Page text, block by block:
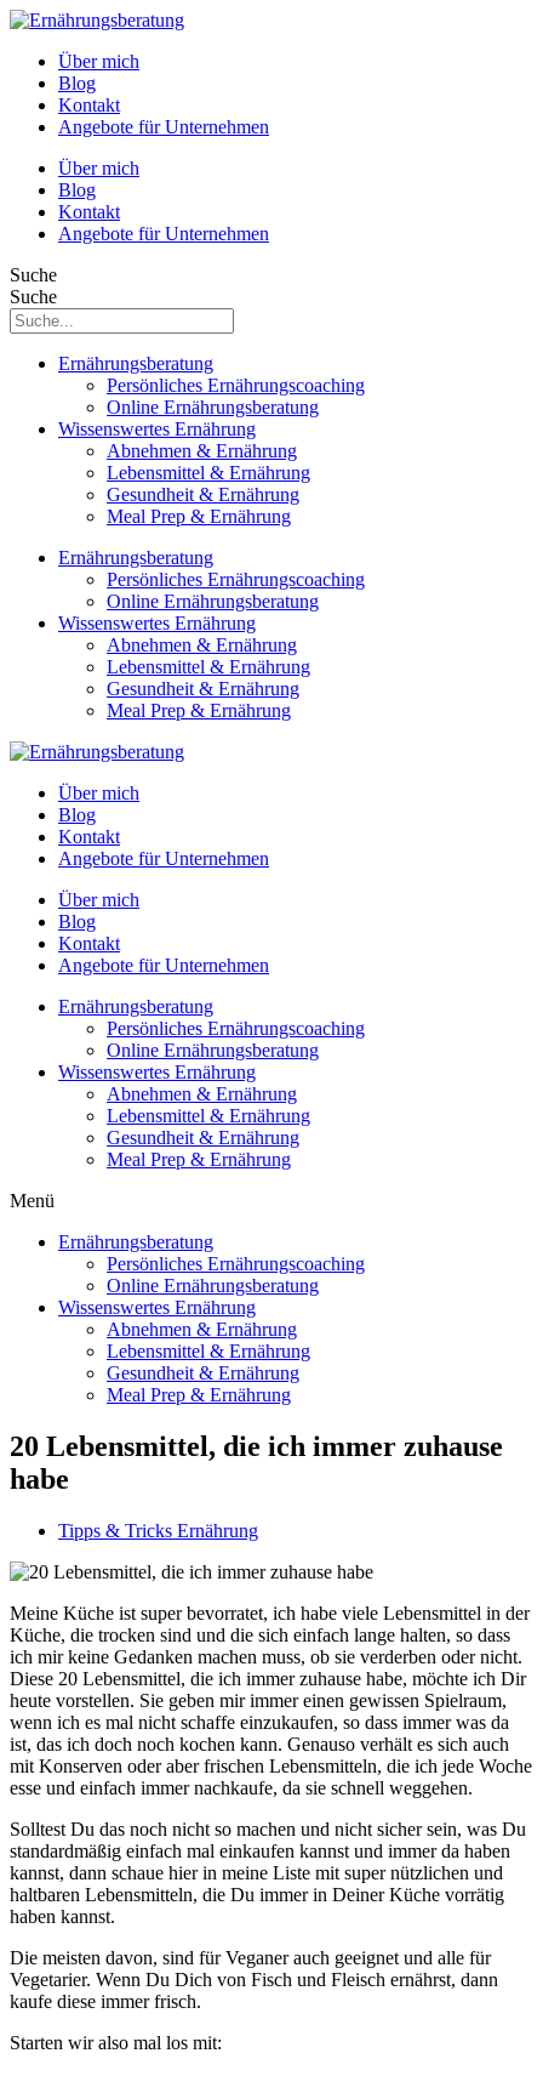
Über mich
Blog
Kontakt
Angebote für Unternehmen
Über mich
Blog
Kontakt
Angebote für Unternehmen
Suche
Suche
Ernährungsberatung
Persönliches Ernährungscoaching
Online Ernährungsberatung
Wissenswertes Ernährung
Abnehmen & Ernährung
Lebensmittel & Ernährung
Gesundheit & Ernährung
Meal Prep & Ernährung
Ernährungsberatung
Persönliches Ernährungscoaching
Online Ernährungsberatung
Wissenswertes Ernährung
Abnehmen & Ernährung
Lebensmittel & Ernährung
Gesundheit & Ernährung
Meal Prep & Ernährung
Über mich
Blog
Kontakt
Angebote für Unternehmen
Über mich
Blog
Kontakt
Angebote für Unternehmen
Ernährungsberatung
Persönliches Ernährungscoaching
Online Ernährungsberatung
Wissenswertes Ernährung
Abnehmen & Ernährung
Lebensmittel & Ernährung
Gesundheit & Ernährung
Meal Prep & Ernährung
Menü
Ernährungsberatung
Persönliches Ernährungscoaching
Online Ernährungsberatung
Wissenswertes Ernährung
Abnehmen & Ernährung
Lebensmittel & Ernährung
Gesundheit & Ernährung
Meal Prep & Ernährung
20 Lebensmittel, die ich immer zuhause
habe
Tipps & Tricks Ernährung
Meine Küche ist super bevorratet, ich habe viele Lebensmittel in der
Küche, die trocken sind und die sich einfach lange halten, so dass
ich mir keine Gedanken machen muss, ob sie verderben oder nicht.
Diese 20 Lebensmittel, die ich immer zuhause habe, möchte ich Dir
heute vorstellen. Sie geben mir immer einen gewissen Spielraum,
wenn ich es mal nicht schaffe einzukaufen, so dass immer was da
ist, das ich doch noch kochen kann. Genauso verhält es sich auch
mit Konserven oder aber frischen Lebensmitteln, die ich jede Woche
esse und einfach immer nachkaufe, da sie schnell weggehen.
Solltest Du das noch nicht so machen und nicht sicher sein, was Du
standardmäßig einfach mal einkaufen kannst und immer da haben
kannst, dann schaue hier in meine Liste mit super nützlichen und
haltbaren Lebensmitteln, die Du immer in Deiner Küche vorrätig
haben kannst.
Die meisten davon, sind für Veganer auch geeignet und alle für
Vegetarier. Wenn Du Dich von Fisch und Fleisch ernährst, dann
kaufe diese immer frisch.
Starten wir also mal los mit: